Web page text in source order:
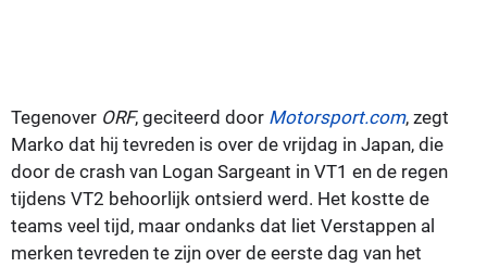
Tegenover ORF, geciteerd door Motorsport.com, zegt
Marko dat hij tevreden is over de vrijdag in Japan, die
door de crash van Logan Sargeant in VT1 en de regen
tijdens VT2 behoorlijk ontsierd werd. Het kostte de
teams veel tijd, maar ondanks dat liet Verstappen al
merken tevreden te zijn over de eerste dag van het